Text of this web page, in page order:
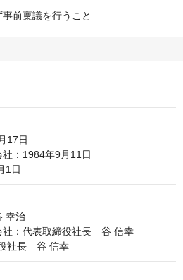
前稟議を行うこと
17日
：1984年9月11日
1日
幸治
：代表取締役社長　谷 信幸
社長　谷 信幸